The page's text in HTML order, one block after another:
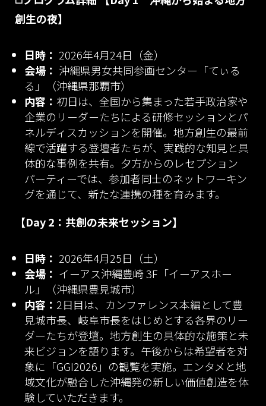
創生の夜】
日時： 2026年4月24日（金）
会場： 沖縄県男女共同参画センター「てぃる
る」（沖縄県那覇市）
内容： 初日は、全国から集まった若手政治家や
企業のリーダーたちによる研修セッションとパ
ネルディスカッションを開催。地方創生の最前
線で活躍する登壇者たちが、実践的な知見と具
体的な事例を共有。夕方からのレセプション
パーティーでは、参加者同士のネットワーキン
グを通じて、新たな連携の種を育みます。
【Day 2：共創の未来セッション】
日時： 2026年4月25日（土）
会場： イーアス沖縄豊崎 3F「イーアスホー
ル」（沖縄県豊見城市）
内容： 2日目は、カンファレンス本編として豊
見城市長、岐阜市長をはじめとする各界のリー
ダーたちが登壇。地方創生の具体的な施策と未
来ビジョンを語ります。午後からは希望者を対
象に「GGI2026」の観覧を実施。エンタメと地
域文化が融合した沖縄発の新しい価値創造を体
験していただきます。